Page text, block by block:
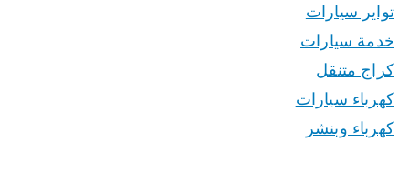
تواير سيارات
خدمة سيارات
كراج متنقل
كهرباء سيارات
كهرباء وبنشر